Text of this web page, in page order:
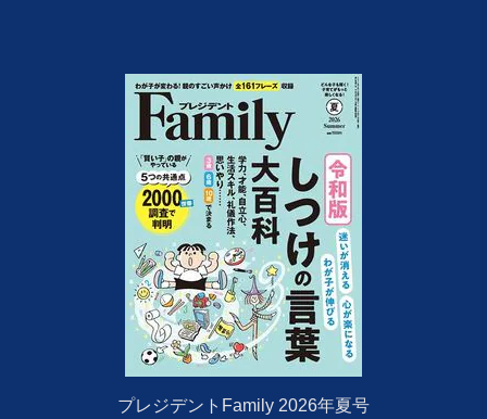
プレジデントFamily 2026年夏号